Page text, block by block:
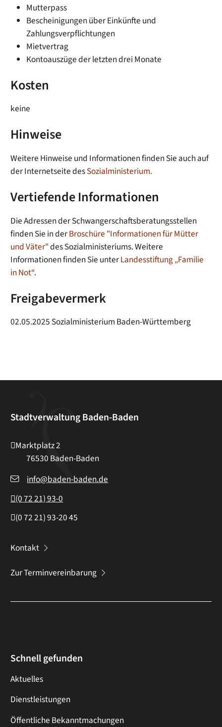
Mutterpass
Bescheinigungen über Einkünfte und
Zahlungsverpflichtungen
Mietvertrag
Kontoauszüge der letzten drei Monate
Kosten
keine
Hinweise
Weitere Hinweise und Informationen finden Sie auch auf
der InternetseitedesSozialministerium.
Vertiefende Informationen
Die Adressen der Schwangerschaftsberatungsstellen
finden Sie in derBroschüre "Informationen für Mütter
und Väter"des Sozialministeriums. Weitere
Informationen finden Sie unterLandesstiftung „Familie
in Not“.
Freigabevermerk
02.05.2025 Sozialministerium Baden-Württemberg
Stadtverwaltung Baden-Baden
Marktplatz 2
76530 Baden-Baden
info@baden-baden.de
(07221) 93-0
(07221) 93-2045
Kontakt
Zur Terminvereinbarung
Schnell gefunden
Aktuelles
Dienstleistungen
Öffentliche Bekanntmachungen